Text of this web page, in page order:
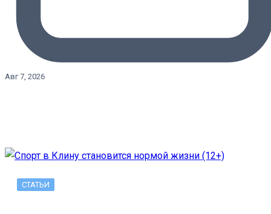
Авг 7, 2026
СТАТЬИ